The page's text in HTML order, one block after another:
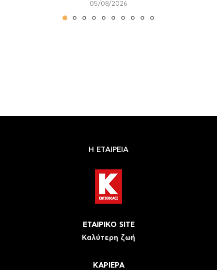
05/08/2026
Η ΕΤΑΙΡΕΙΑ
ΕΤΑΙΡΙΚΟ SITE
Καλύτερη ζωή
ΚΑΡΙΕΡΑ